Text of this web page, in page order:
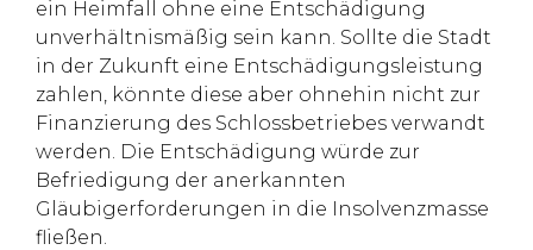
ein Heimfall ohne eine Entschädigung
unverhältnismäßig sein kann. Sollte die Stadt
in der Zukunft eine Entschädigungsleistung
zahlen, könnte diese aber ohnehin nicht zur
Finanzierung des Schlossbetriebes verwandt
werden. Die Entschädigung würde zur
Befriedigung der anerkannten
Gläubigerforderungen in die Insolvenzmasse
fließen.